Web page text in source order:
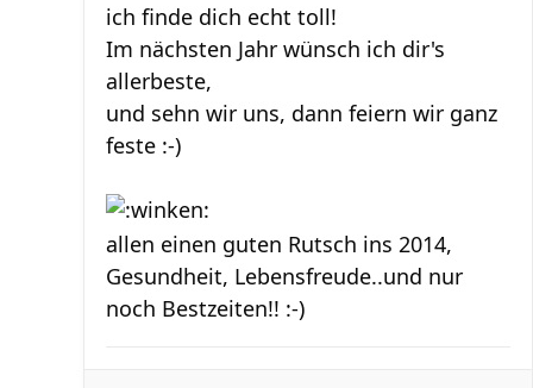
ich finde dich echt toll!
Im nächsten Jahr wünsch ich dir's
allerbeste,
und sehn wir uns, dann feiern wir ganz
feste :-)
allen einen guten Rutsch ins 2014,
Gesundheit, Lebensfreude..und nur
noch Bestzeiten!! :-)